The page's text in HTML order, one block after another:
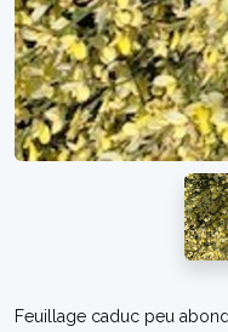
Feuillage caduc peu